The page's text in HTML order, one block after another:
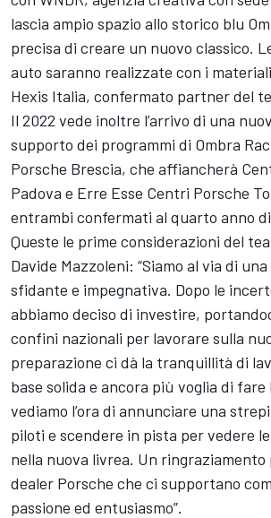
lascia ampio spazio allo storico blu
precisa di creare un nuovo classico.
auto saranno realizzate con i
Hexis Italia, confermato partner del
Il 2022 vede inoltre l’arrivo di una
supporto dei programmi di Ombra
Porsche Brescia, che affiancherà
Padova e Erre Esse Centri Porsche
entrambi confermati al quarto anno
Queste le prime considerazioni del
Davide Mazzoleni: “Siamo al via di
sfidante e impegnativa. Dopo le
abbiamo deciso di investire,
confini nazionali per lavorare sulla
preparazione ci dà la tranquillità di
base solida e ancora più voglia di fare
vediamo l’ora di annunciare una
piloti e scendere in pista per vedere le
nella nuova livrea. Un
dealer Porsche che ci supportano
passione ed entusiasmo”.